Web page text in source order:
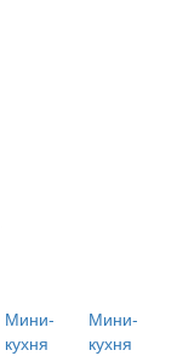
Мини-
кухня
Мини-
кухня